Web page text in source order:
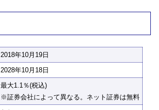
2018年10月19日
2028年10月18日
最大1.1％(税込)
※証券会社によって異なる。ネット証券は無料